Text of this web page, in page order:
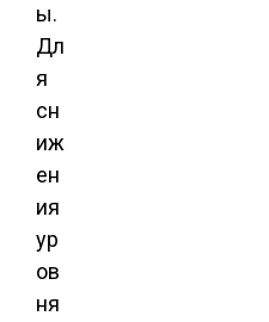
ы.
Дл
я
сн
иж
ен
ия
ур
ов
ня